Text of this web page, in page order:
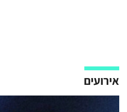
אירועים